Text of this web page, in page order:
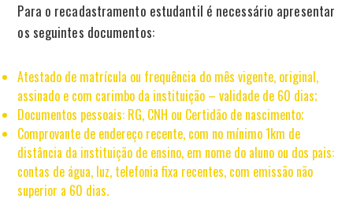
Para o recadastramento estudantil é necessário apresentar
os seguintes documentos:
Atestado de matrícula ou frequência do mês vigente, original,
assinado e com carimbo da instituição – validade de 60 dias;
Documentos pessoais: RG, CNH ou Certidão de nascimento;
Comprovante de endereço recente, com no mínimo 1km de
distância da instituição de ensino, em nome do aluno ou dos pais:
contas de água, luz, telefonia fixa recentes, com emissão não
superior a 60 dias.